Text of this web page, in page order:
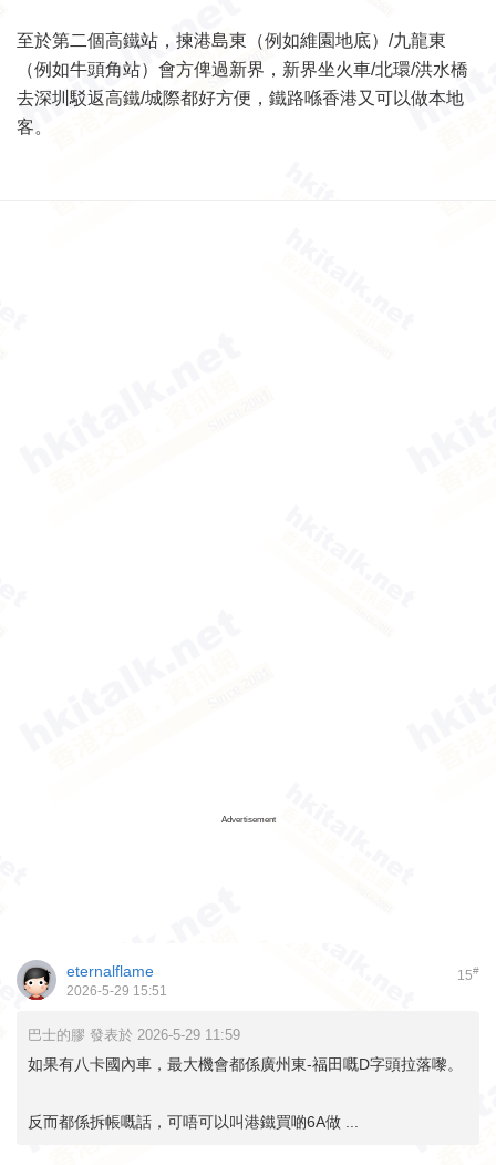
至於第二個高鐵站，揀港島東（例如維園地底）/九龍東
（例如牛頭角站）會方俾過新界，新界坐火車/北環/洪水橋
去深圳駁返高鐵/城際都好方便，鐵路喺香港又可以做本地
客。
Advertisement
15#
eternalflame
2026-5-29 15:51
巴士的膠 發表於 2026-5-29 11:59
如果有八卡國內車，最大機會都係廣州東-福田嘅D字頭拉落嚟。
反而都係拆帳嘅話，可唔可以叫港鐵買啲6A做 ...